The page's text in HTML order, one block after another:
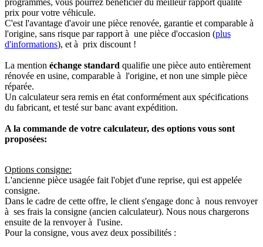
programmés, vous pourrez bénéficier du meilleur rapport qualité
prix pour votre véhicule.
C'est l'avantage d'avoir une pièce renovée, garantie et comparable à
l'origine, sans risque par rapport à une pièce d'occasion (plus
d'informations), et à prix discount !
La mention échange standard qualifie une pièce auto entièrement
rénovée en usine, comparable à l'origine, et non une simple pièce
réparée.
Un calculateur sera remis en état conformément aux spécifications
du fabricant, et testé sur banc avant expédition.
A la commande de votre calculateur, des options vous sont
proposées:
Options consigne:
L'ancienne pièce usagée fait l'objet d'une reprise, qui est appelée
consigne.
Dans le cadre de cette offre, le client s'engage donc à nous renvoyer
à ses frais la consigne (ancien calculateur). Nous nous chargerons
ensuite de la renvoyer à l'usine.
Pour la consigne, vous avez deux possibilités :